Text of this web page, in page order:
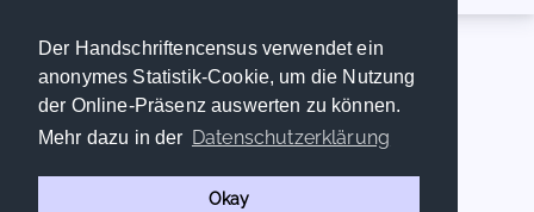
Der Handschriftencensus verwendet ein
anonymes Statistik-Cookie, um die Nutzung
der Online-Präsenz auswerten zu können.
Mehr dazu in der Datenschutzerklärung
Okay